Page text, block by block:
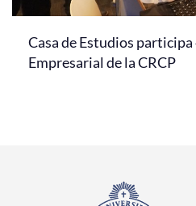
Casa de Estudios
Empresarial de la CRCP